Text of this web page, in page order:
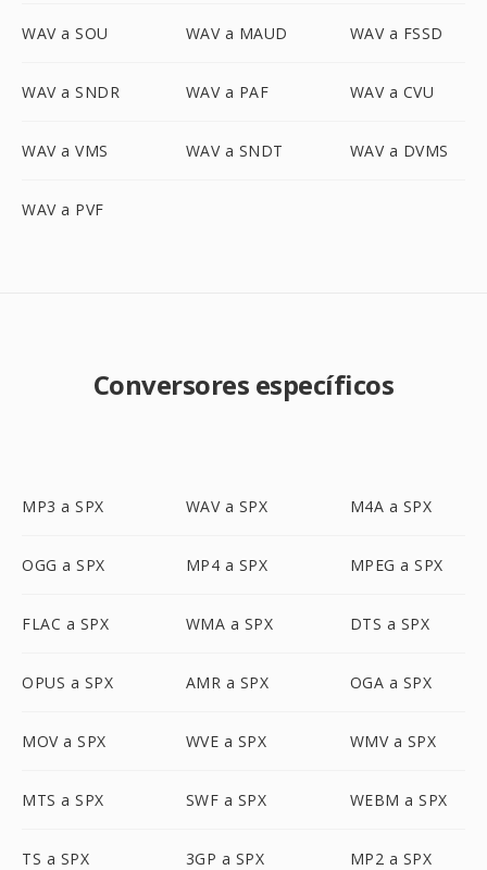
WAV a SOU WAV a MAUD WAV a FSSD
WAV a SNDR WAV a PAF WAV a CVU
WAV a VMS WAV a SNDT WAV a DVMS
WAV a PVF
Conversores específicos
MP3 a SPX WAV a SPX M4A a SPX
OGG a SPX MP4 a SPX MPEG a SPX
FLAC a SPX WMA a SPX DTS a SPX
OPUS a SPX AMR a SPX OGA a SPX
MOV a SPX WVE a SPX WMV a SPX
MTS a SPX SWF a SPX WEBM a SPX
TS a SPX 3GP a SPX MP2 a SPX